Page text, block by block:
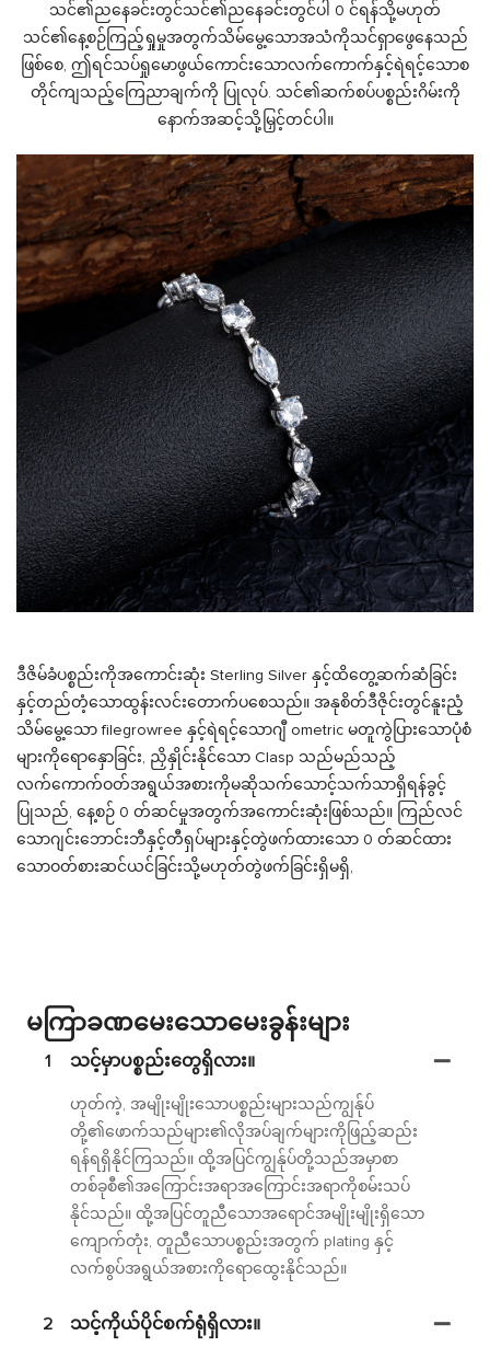
သင်၏ညနေခင်းတွင်သင်၏ညနေခင်းတွင်ပါ 0 င်ရန်သို့မဟုတ်
သင်၏နေ့စဉ်ကြည့်ရှုမှုအတွက်သိမ်မွေ့သောအသံကိုသင်ရှာဖွေနေသည်
ဖြစ်စေ, ဤရင်သပ်ရှုမောဖွယ်ကောင်းသောလက်ကောက်နှင့်ရဲရင့်သောစ
တိုင်ကျသည့်ကြေညာချက်ကို ပြုလုပ်. သင်၏ဆက်စပ်ပစ္စည်းဂိမ်းကို
နောက်အဆင့်သို့မြှင့်တင်ပါ။
ဒီဇိမ်ခံပစ္စည်းကိုအကောင်းဆုံး Sterling Silver နှင့်ထိတွေ့ဆက်ဆံခြင်း
နှင့်တည်တံ့သောထွန်းလင်းတောက်ပစေသည်။ အနုစိတ်ဒီဇိုင်းတွင်နူးညံ့
သိမ်မွေ့သော filegrowree နှင့်ရဲရင့်သောဂျီ ometric မတူကွဲပြားသောပုံစံ
များကိုရောနှောခြင်း, ညှိနှိုင်းနိုင်သော Clasp သည်မည်သည့်
လက်ကောက်ဝတ်အရွယ်အစားကိုမဆိုသက်သောင့်သက်သာရှိရန်ခွင့်
ပြုသည်, နေ့စဉ် 0 တ်ဆင်မှုအတွက်အကောင်းဆုံးဖြစ်သည်။ ကြည်လင်
သောဂျင်းဘောင်းဘီနှင့်တီရှပ်များနှင့်တွဲဖက်ထားသော 0 တ်ဆင်ထား
သောဝတ်စားဆင်ယင်ခြင်းသို့မဟုတ်တွဲဖက်ခြင်းရှိမရှိ,
မကြာခဏမေးသောမေးခွန်းများ
1 သင့်မှာပစ္စည်းတွေရှိလား။
ဟုတ်ကဲ့, အမျိုးမျိုးသောပစ္စည်းများသည်ကျွန်ုပ်
တို့၏ဖောက်သည်များ၏လိုအပ်ချက်များကိုဖြည့်ဆည်း
ရန်ရရှိနိုင်ကြသည်။ ထို့အပြင်ကျွန်ုပ်တို့သည်အမှာစာ
တစ်ခုစီ၏အကြောင်းအရာအကြောင်းအရာကိုစမ်းသပ်
နိုင်သည်။ ထို့အပြင်တူညီသောအရောင်အမျိုးမျိုးရှိသော
ကျောက်တုံး, တူညီသောပစ္စည်းအတွက် plating နှင့်
လက်စွပ်အရွယ်အစားကိုရောထွေးနိုင်သည်။
2 သင့်ကိုယ်ပိုင်စက်ရုံရှိလား။